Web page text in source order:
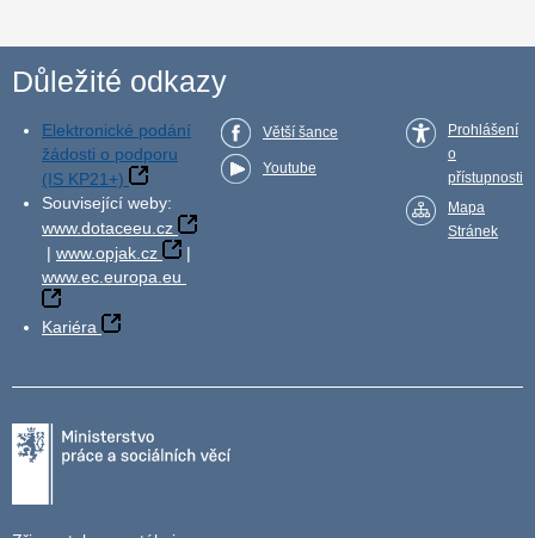
Důležité odkazy
Elektronické podání
žádosti o podporu
(IS KP21+)
Související weby:
www.dotaceeu.cz
| www.opjak.cz
|
www.ec.europa.eu
Kariéra
Větší šance
Youtube
Prohlášení
o
přístupnosti
Mapa
Stránek